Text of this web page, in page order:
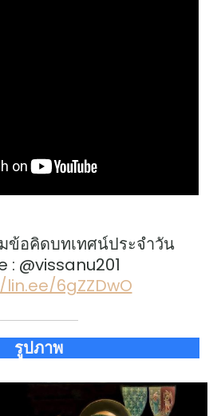
ข้อคิดบทเทศน์ประจำวัน
: @vissanu201
6gZZDwO
รูปภาพ